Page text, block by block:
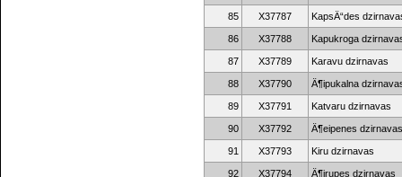
85 X37787 KapsÄ“des
86 X37788 Kapukroga
87 X37789 Karavu dzirnavas
88 X37790 Ä¶ipukalna
89 X37791 Katvaru dzirnavas
90 X37792 Ä¶eipenes dzirnavas
91 X37793 Kiru dzirnavas
92 X37794 Ä¶irupes dzirnavas